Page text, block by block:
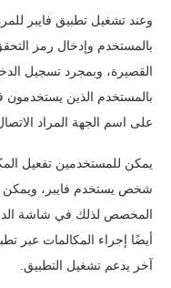
وعند تشغيل تطبيق فايبر
بالمستخدم وإدخال رمز
القصيرة، وبمجرد تسجيل
بالمستخدم الذين يستخدمون
على اسم الجهة المراد
يمكن للمستخدمين تفعيل
شخص يستخدم فايبر، ويمكن
المخصص لذلك في شاشة
أيضًا إجراء المكالمات عبر
آخر يدعم تشغيل التطبيق.